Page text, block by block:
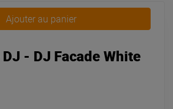
Ajouter au panier
- DJ Facade White